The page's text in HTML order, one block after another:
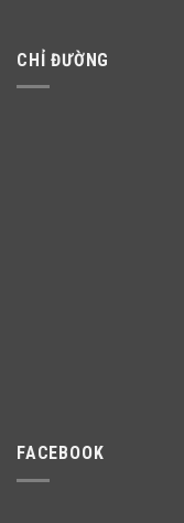
CHỈ ĐƯỜNG
FACEBOOK